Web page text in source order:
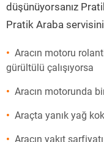
düşünüyorsanız
Pratik Araba
Aracın motoru
gürültülü çalışıyorsa
Aracın motorunda
Araçta yanık yağ
Aracın yakıt